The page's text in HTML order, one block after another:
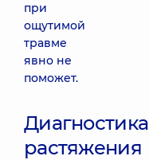
при
ощутимой
травме
явно не
поможет.
Диагностика
растяжения